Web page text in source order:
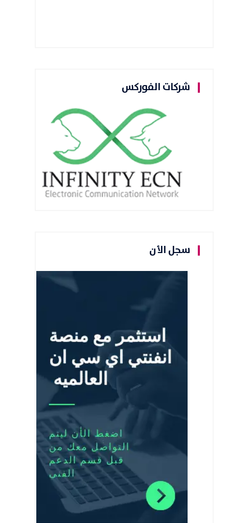
شركات الفوركس
سجل الأن